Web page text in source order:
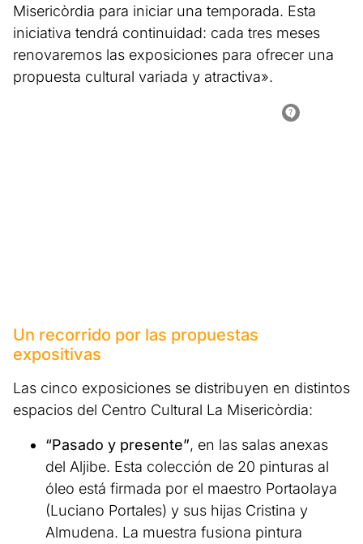
Misericòrdia para iniciar una temporada. Esta
iniciativa tendrá continuidad: cada tres meses
renovaremos las exposiciones para ofrecer una
propuesta cultural variada y atractiva».
Un recorrido por las propuestas
expositivas
Las cinco exposiciones se distribuyen en distintos
espacios del Centro Cultural La Misericòrdia:
“Pasado y presente”, en las salas anexas
del Aljibe. Esta colección de 20 pinturas al
óleo está firmada por el maestro Portaolaya
(Luciano Portales) y sus hijas Cristina y
Almudena. La muestra fusiona pintura